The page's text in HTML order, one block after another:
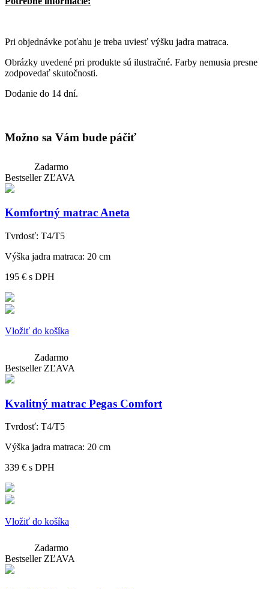
Pri objednávke poťahu je treba uviesť výšku jadra matraca.
Obrázky uvedené pri produkte sú ilustračné. Farby nemusia presne
zodpovedať skutočnosti.
Dodanie do 14 dní.
Možno sa Vám bude páčiť
Zadarmo
Bestseller ZĽAVA
Komfortný matrac Aneta
Tvrdosť: T4/T5
Výška jadra matraca: 20 cm
195 € s DPH
Vložiť do košíka
Zadarmo
Bestseller ZĽAVA
Kvalitný matrac Pegas Comfort
Tvrdosť: T4/T5
Výška jadra matraca: 20 cm
339 € s DPH
Vložiť do košíka
Zadarmo
Bestseller ZĽAVA